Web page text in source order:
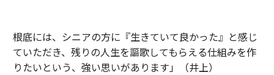
根底には、シニアの方に『生きていて良かった』と感じ
ていただき、残りの人生を謳歌してもらえる仕組みを作
りたいという、強い思いがあります」（井上）